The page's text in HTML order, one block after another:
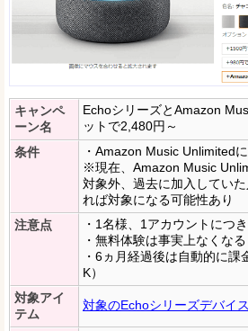
キャンペ
ーン名
EchoシリーズとAmazon
ットで2,480円～
条件
・Amazon Music Unlimited
※現在、Amazon Music
対象外、過去に加入してい
れば対象になる可能性あり
注意点
・1名様、1アカウントにつ
・無料体験は事実上なくなる
・6ヵ月経過後は自動的に
K）
対象アイ
テム
対象のEchoシリーズデバイ